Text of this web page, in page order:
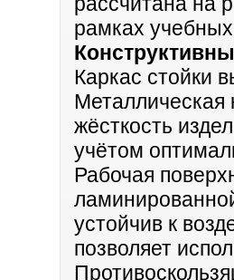
рамках
Каркас стойки
Металлическая
жёсткость
учётом
Рабочая
устойчив к
позволяет